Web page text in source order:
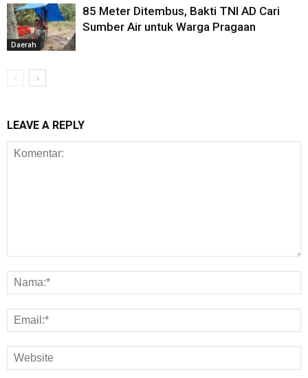
Daerah
85 Meter Ditembus, Bakti TNI AD Cari
Sumber Air untuk Warga Pragaan
LEAVE A REPLY